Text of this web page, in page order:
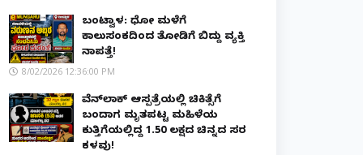
ಬಂಟ್ವಾಳ: ಧೋ ಮಳೆಗೆ
ಕಾಲುಸಂಕದಿಂದ ತೋಡಿಗೆ ಬಿದ್ದು ವ್ಯಕ್ತಿ
ನಾಪತ್ತೆ!
8/02/2026 12:36:00 PM
ವೆನ್‌ಲಾಕ್ ಆಸ್ಪತ್ರೆಯಲ್ಲಿ ಚಿಕಿತ್ಸೆಗೆ
ಬಂದಾಗ ಮೃತಪಟ್ಟ ಮಹಿಳೆಯ
ಕುತ್ತಿಗೆಯಲ್ಲಿದ್ದ ₹1.50 ಲಕ್ಷದ ಚಿನ್ನದ ಸರ
ಕಳವು!